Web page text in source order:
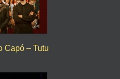
Capó – Tutu